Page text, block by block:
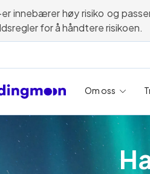
innebærer høy risiko og
for å håndtere risikoen.
Om oss